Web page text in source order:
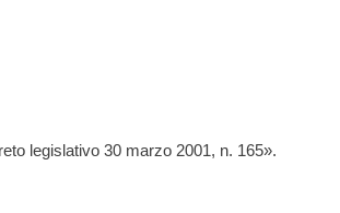
legislativo 30 marzo 2001, n. 165».